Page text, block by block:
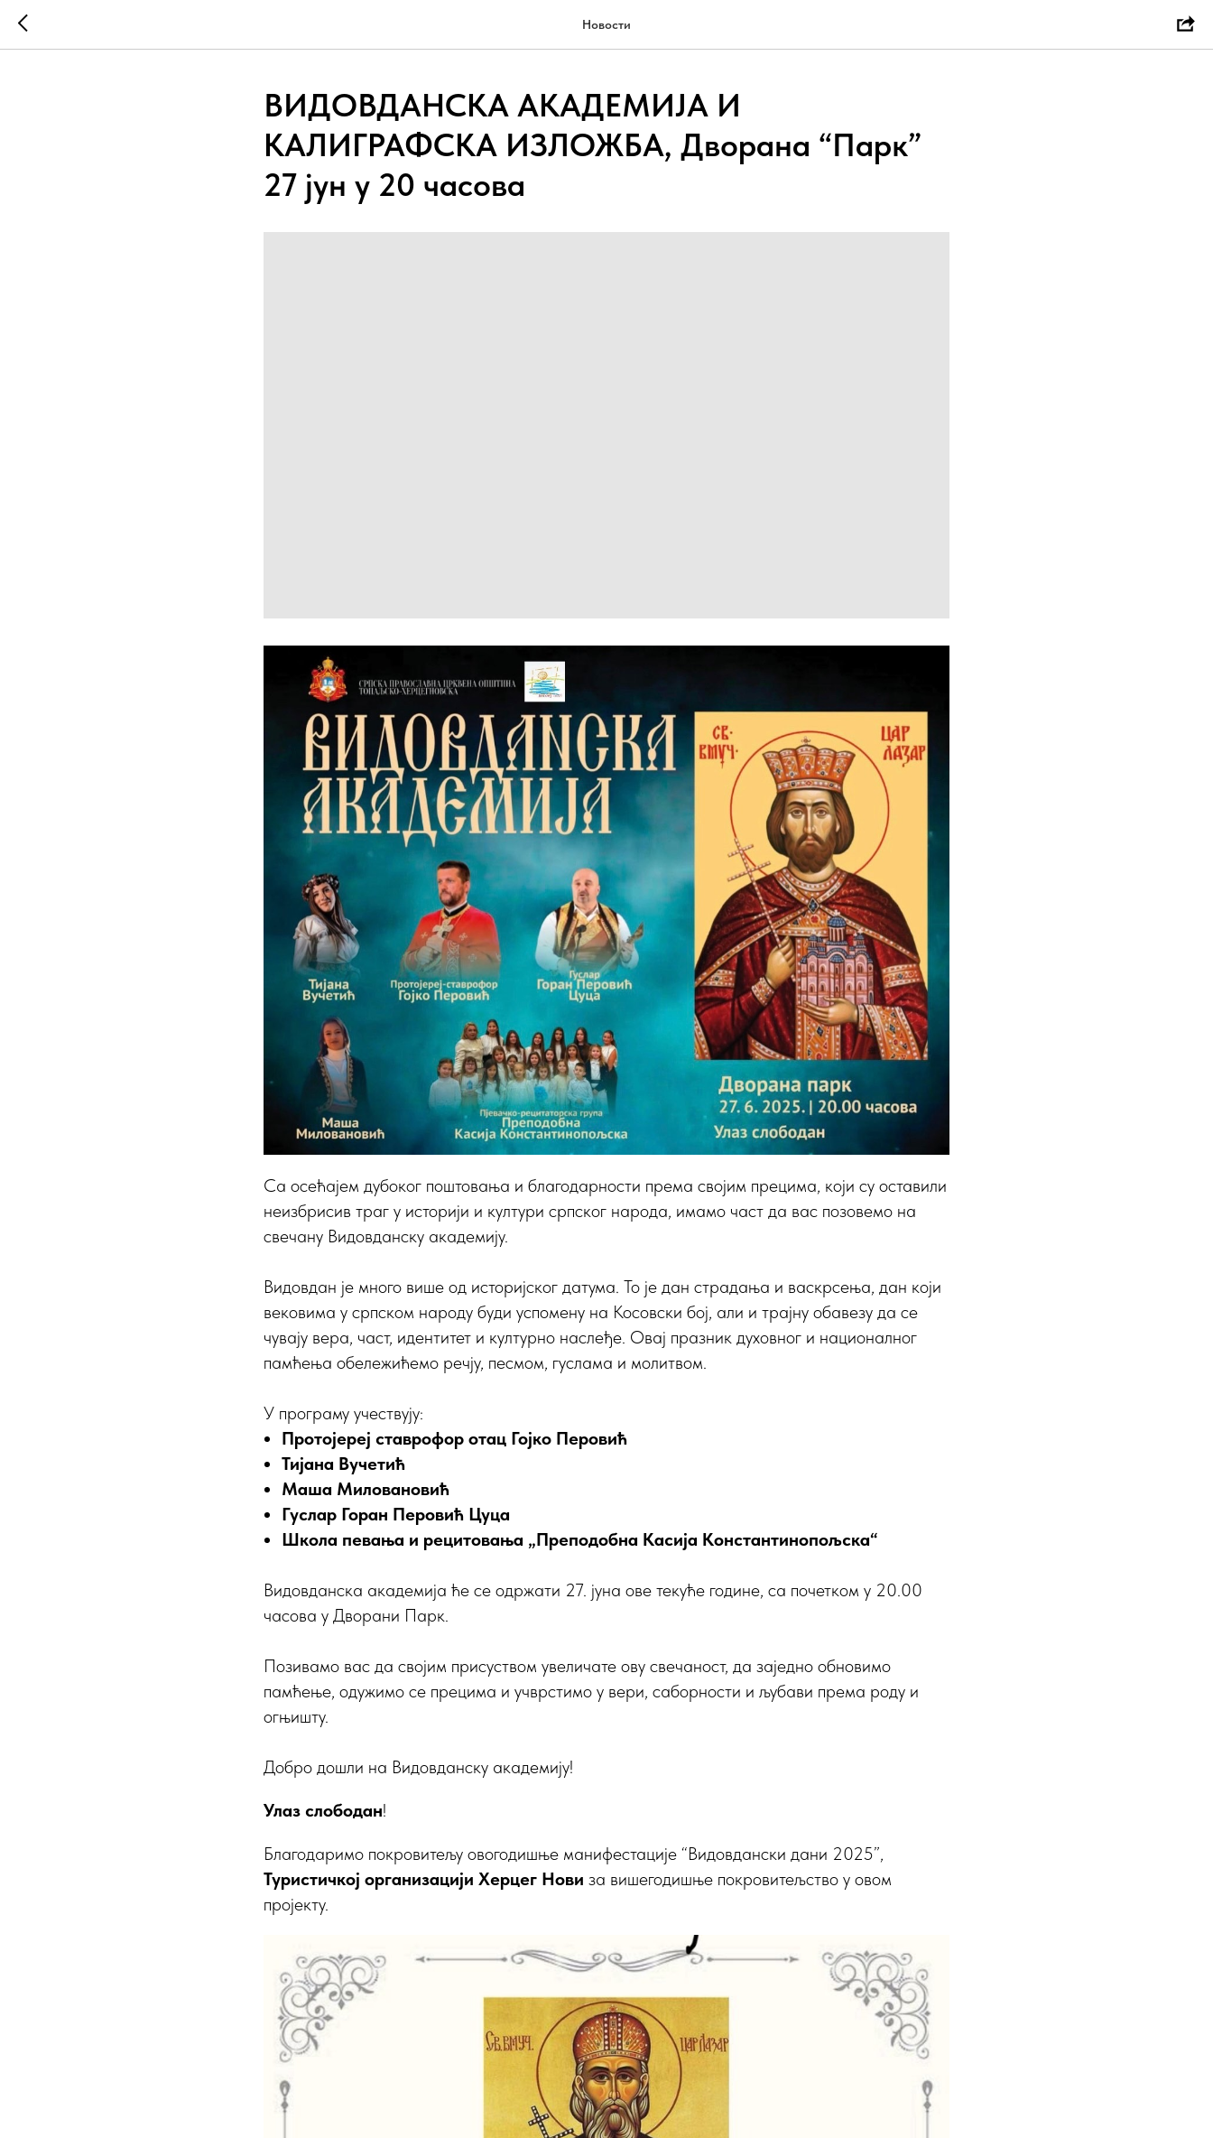
Новости
ВИДОВДАНСКА АКАДЕМИЈА И
КАЛИГРАФСКА ИЗЛОЖБА, Дворана “Парк”
27 јун у 20 часова
Са осећајем дубоког поштовања и благодарности према својим прецима, који су оставили
неизбрисив траг у историји и култури српског народа, имамо част да вас позовемо на
свечану Видовданску академију.
Видовдан је много више од историјског датума. То је дан страдања и васкрсења, дан који
вековима у српском народу буди успомену на Косовски бој, али и трајну обавезу да се
чувају вера, част, идентитет и културно наслеђе. Овај празник духовног и националног
памћења обележићемо речју, песмом, гуслама и молитвом.
У програму учествују:
Протојереј ставрофор отац Гојко Перовић
Тијана Вучетић
Маша Миловановић
Гуслар Горан Перовић Цуца
Школа певања и рецитовања „Преподобна Касија Константинопољска“
Видовданска академија ће се одржати 27. јуна ове текуће године, са почетком у 20.00
часова у Дворани Парк.
Позивамо вас да својим присуством увеличате ову свечаност, да заједно обновимо
памћење, одужимо се прецима и учврстимо у вери, саборности и љубави према роду и
огњишту.
Добро дошли на Видовданску академију!
Улаз слободан!
Благодаримо покровитељу овогодишње манифестације “Видовдански дани 2025”,
Туристичкој организацији Херцег Нови за вишегодишње покровитељство у овом
пројекту.